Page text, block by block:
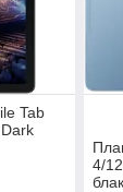
Tab
4/